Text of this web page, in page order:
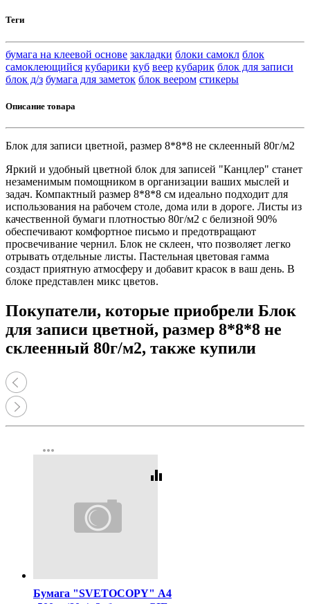
Теги
бумага на клеевой основе закладки блоки самокл блок
самоклеющийся кубарики куб веер кубарик блок для записи
блок д/з бумага для заметок блок веером стикеры
Описание товара
Блок для записи цветной, размер 8*8*8 не склеенный 80г/м2
Яркий и удобный цветной блок для записей "Канцлер" станет
незаменимым помощником в организации ваших мыслей и
задач. Компактный размер 8*8*8 см идеально подходит для
использования на рабочем столе, дома или в дороге. Листы из
качественной бумаги плотностью 80г/м2 с белизной 90%
обеспечивают комфортное письмо и предотвращают
просвечивание чернил. Блок не склеен, что позволяет легко
отрывать отдельные листы. Пастельная цветовая гамма
создаст приятную атмосферу и добавит красок в ваш день. В
блоке представлен микс цветов.
Покупатели, которые приобрели Блок
для записи цветной, размер 8*8*8 не
склеенный 80г/м2, также купили
more_horiz
equalizer
Бумага "SVETOCOPY" А4